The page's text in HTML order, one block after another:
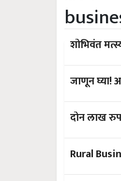
शोभिवंत
जाणून घ्या!
दोन लाख
Rural